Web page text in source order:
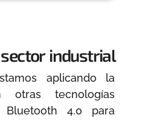
industrial
aplicando la
tecnologías
4.0 para